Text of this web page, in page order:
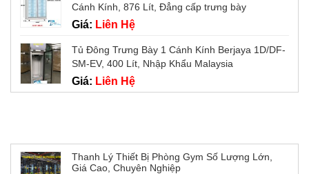
Cánh Kính, 876 Lít, Đẳng cấp trưng bày
Giá: Liên Hệ
Tủ Đông Trưng Bày 1 Cánh Kính Berjaya 1D/DF-
SM-EV, 400 Lít, Nhập Khẩu Malaysia
Giá: Liên Hệ
Thanh Lý Thiết Bị Phòng Gym Số Lượng Lớn,
Giá Cao, Chuyên Nghiệp